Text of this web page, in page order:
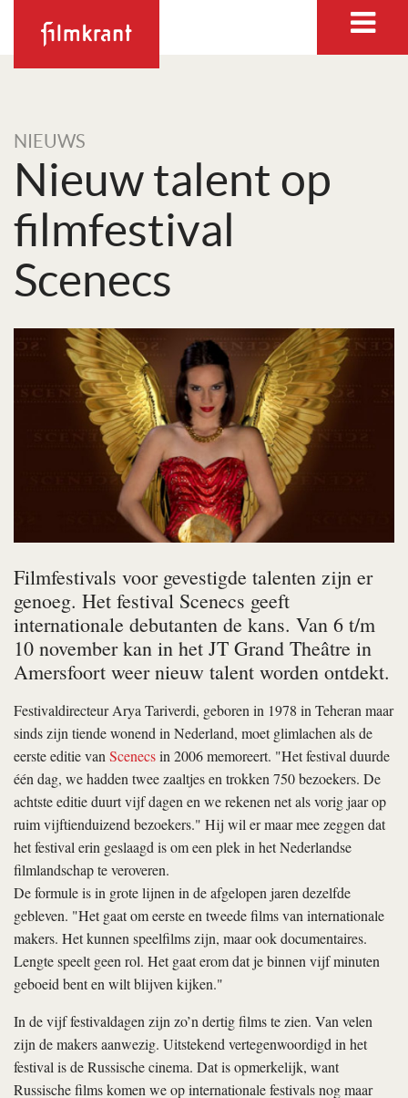
NIEUWS
Nieuw talent op
filmfestival
Scenecs
Filmfestivals voor gevestigde talenten zijn er
genoeg. Het festival Scenecs geeft
internationale debutanten de kans. Van 6 t/m
10 november kan in het JT Grand Theâtre in
Amersfoort weer nieuw talent worden ontdekt.
Festivaldirecteur Arya Tariverdi, geboren in 1978 in Teheran maar
sinds zijn tiende wonend in Nederland, moet glimlachen als de
eerste editie vanScenecsin 2006 memoreert. "Het festival duurde
één dag, we hadden twee zaaltjes en trokken 750 bezoekers. De
achtste editie duurt vijf dagen en we rekenen net als vorig jaar op
ruim vijftienduizend bezoekers." Hij wil er maar mee zeggen dat
het festival erin geslaagd is om een plek in het Nederlandse
filmlandschap te veroveren.
De formule is in grote lijnen in de afgelopen jaren dezelfde
gebleven. "Het gaat om eerste en tweede films van internationale
makers. Het kunnen speelfilms zijn, maar ook documentaires.
Lengte speelt geen rol. Het gaat erom dat je binnen vijf minuten
geboeid bent en wilt blijven kijken."
In de vijf festivaldagen zijn zo’n dertig films te zien. Van velen
zijn de makers aanwezig. Uitstekend vertegenwoordigd in het
festival is de Russische cinema. Dat is opmerkelijk, want
Russische films komen we op internationale festivals nog maar